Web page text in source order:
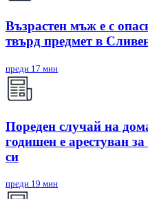
Възрастен мъж е с
твърд предмет в
преди 17 мин
Пореден случай на
годишен е арестуван
си
преди 19 мин